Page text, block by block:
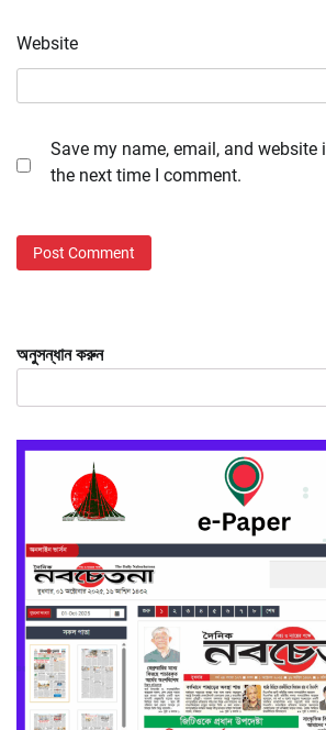
Website
Save my name, email, and website
the next time I comment.
অনুসন্ধান করুন